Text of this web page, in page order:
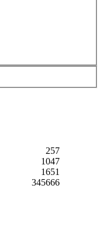
257
1047
1651
345666